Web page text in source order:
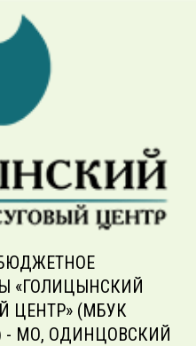
«ГОЛИЦЫНСКИЙ
ЦЕНТР» (МБУК
- МО, ОДИНЦОВСКИЙ